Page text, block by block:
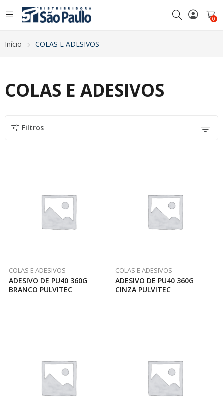
0
Início COLAS E ADESIVOS
COLAS E ADESIVOS
Filtros
COLAS E ADESIVOS
ADESIVO DE PU40 360G
BRANCO PULVITEC
COLAS E ADESIVOS
ADESIVO DE PU40 360G
CINZA PULVITEC